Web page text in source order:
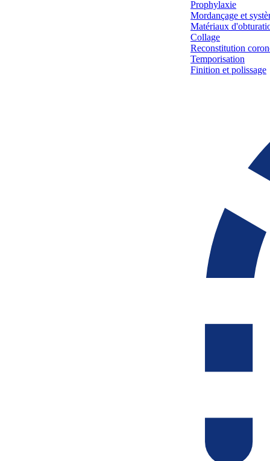
Prophylaxie
Mordançage et
Matériaux
Collage
Reconstitution
Temporisation
Finition et polissage